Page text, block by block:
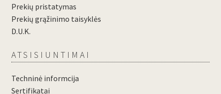
Prekių pristatymas
Prekių grąžinimo taisyklės
D.U.K.
ATSISIUNTIMAI
Techninė informcija
Sertifikatai